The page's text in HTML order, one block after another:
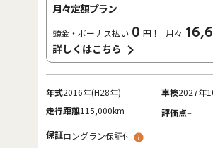
月々定額プラン
頭金・ボーナス払い 0 円！ 月々
詳しくはこちら
年式2016年(H28年) 車検2027年
走行距離115,000km 評価点-
保証ロングラン保証付